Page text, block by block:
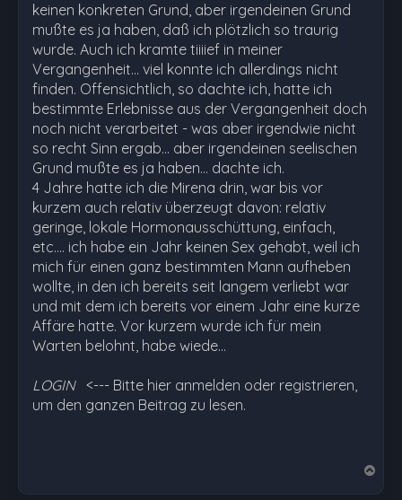
keinen konkreten Grund, aber irgendeinen Grund
mußte es ja haben, daß ich plötzlich so traurig
wurde. Auch ich kramte tiiiief in meiner
Vergangenheit... viel konnte ich allerdings nicht
finden. Offensichtlich, so dachte ich, hatte ich
bestimmte Erlebnisse aus der Vergangenheit doch
noch nicht verarbeitet - was aber irgendwie nicht
so recht Sinn ergab... aber irgendeinen seelischen
Grund mußte es ja haben... dachte ich.
4 Jahre hatte ich die Mirena drin, war bis vor
kurzem auch relativ überzeugt davon: relativ
geringe, lokale Hormonausschüttung, einfach,
etc.... ich habe ein Jahr keinen Sex gehabt, weil ich
mich für einen ganz bestimmten Mann aufheben
wollte, in den ich bereits seit langem verliebt war
und mit dem ich bereits vor einem Jahr eine kurze
Affäre hatte. Vor kurzem wurde ich für mein
Warten belohnt, habe wiede…
LOGIN <--- Bitte hier anmelden oder registrieren,
um den ganzen Beitrag zu lesen.